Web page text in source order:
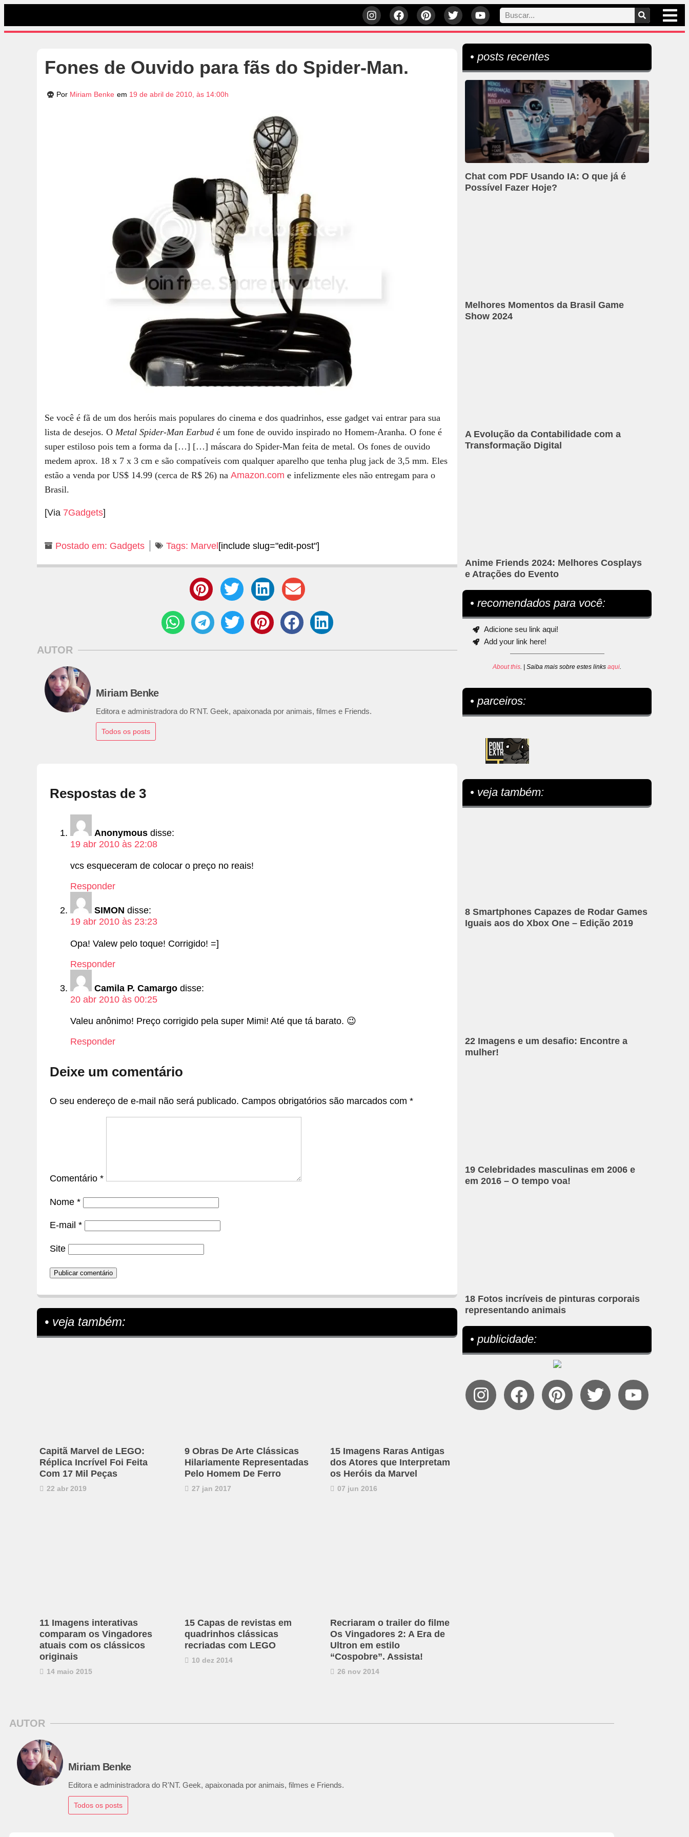
Fones de Ouvido para fãs do Spider-Man.
Por Miriam Benke em 19 de abril de 2010, às 14:00h
Se você é fã de um dos heróis mais populares do cinema e dos quadrinhos, esse gadget vai entrar para sua
lista de desejos. O Metal Spider-Man Earbud é um fone de ouvido inspirado no Homem-Aranha. O fone é
super estiloso pois tem a forma da […] […] máscara do Spider-Man feita de metal. Os fones de ouvido
medem aprox. 18 x 7 x 3 cm e são compatíveis com qualquer aparelho que tenha plug jack de 3,5 mm. Eles
estão a venda por US$ 14.99 (cerca de R$ 26) na Amazon.com e infelizmente eles não entregam para o
Brasil.
[Via 7Gadgets]
Postado em: Gadgets Tags: Marvel[include slug="edit-post"]
AUTOR
Miriam Benke
Editora e administradora do R'NT. Geek, apaixonada por animais, filmes e Friends.
Todos os posts
Respostas de 3
Anonymous disse:
19 abr 2010 às 22:08
vcs esqueceram de colocar o preço no reais!
Responder
SIMON disse:
19 abr 2010 às 23:23
Opa! Valew pelo toque! Corrigido! =]
Responder
Camila P. Camargo disse:
20 abr 2010 às 00:25
Valeu anônimo! Preço corrigido pela super Mimi! Até que tá barato. 😉
Responder
Deixe um comentário
O seu endereço de e-mail não será publicado. Campos obrigatórios são marcados com *
Comentário *
Nome *
E-mail *
Site
• veja também:
Capitã Marvel de LEGO:
Réplica Incrível Foi Feita
Com 17 Mil Peças
22 abr 2019
9 Obras De Arte Clássicas
Hilariamente Representadas
Pelo Homem De Ferro
27 jan 2017
15 Imagens Raras Antigas
dos Atores que Interpretam
os Heróis da Marvel
07 jun 2016
11 Imagens interativas
comparam os Vingadores
atuais com os clássicos
originais
14 maio 2015
15 Capas de revistas em
quadrinhos clássicas
recriadas com LEGO
10 dez 2014
Recriaram o trailer do filme
Os Vingadores 2: A Era de
Ultron em estilo
“Cospobre”. Assista!
26 nov 2014
• posts recentes
Chat com PDF Usando IA: O que já é
Possível Fazer Hoje?
Melhores Momentos da Brasil Game
Show 2024
A Evolução da Contabilidade com a
Transformação Digital
Anime Friends 2024: Melhores Cosplays
e Atrações do Evento
• recomendados para você:
Adicione seu link aqui!
Add your link here!
About this. | Saiba mais sobre estes linksaqui.
• parceiros:
• veja também:
8 Smartphones Capazes de Rodar Games
Iguais aos do Xbox One – Edição 2019
22 Imagens e um desafio: Encontre a
mulher!
19 Celebridades masculinas em 2006 e
em 2016 – O tempo voa!
18 Fotos incríveis de pinturas corporais
representando animais
• publicidade:
AUTOR
Miriam Benke
Editora e administradora do R'NT. Geek, apaixonada por animais, filmes e Friends.
Todos os posts